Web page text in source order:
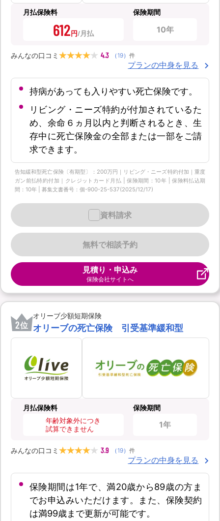
月払保険料
612円
保険期間
10年
みんなの口コミ 4.3 （ 19） 件
プランの中身を見る
持病があっても入りやすい死亡保険です。
リビング・ニーズ特約が付加されているた
め、余命６ヵ月以内と判断されるとき、生
存中に死亡保険金の全部または一部をご請
求できます。
告知緩和型死亡保険〔有期型〕：200万円｜リビング・ニーズ特約付加｜重度
ガン前払特約付加｜クレジットカード月払 | 保険期間：10年 | 保険料払込期
間：10年 | 募集文書番号：個-900-25-537(2025/12/17)
無料で相談予約
資料請求
見積り・申込み
保険会社サイトへ
2位
オリーブ少額短期保険
オリーブの死亡保険 引受基準緩和型
月払保険料
年齢対象外につき
試算できません
保険期間
1年
みんなの口コミ 3.9 （ 19） 件
プランの中身を見る
保険期間は1年で、満20歳から89歳の方ま
でお申込みいただけます。また、保険契約
は満99歳まで更新が可能です。